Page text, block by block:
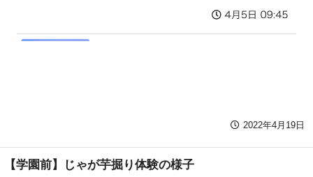
2022年4月19日
【学園前】じゃが芋掘り体験の様子